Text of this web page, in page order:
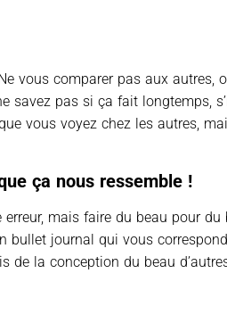
vous comparer pas aux autres,
savez pas si ça fait longtemps,
vous voyez chez les autres,
ça nous ressemble !
mais faire du beau pour du
bullet journal qui vous
la conception du beau